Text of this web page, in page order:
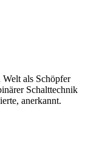
als Schöpfer
Schalttechnik
anerkannt.